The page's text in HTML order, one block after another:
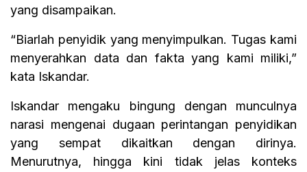
yang disampaikan.
“Biarlah penyidik yang menyimpulkan. Tugas kami
menyerahkan data dan fakta yang kami miliki,”
kata Iskandar.
Iskandar mengaku bingung dengan munculnya
narasi mengenai dugaan perintangan penyidikan
yang sempat dikaitkan dengan dirinya.
Menurutnya, hingga kini tidak jelas konteks